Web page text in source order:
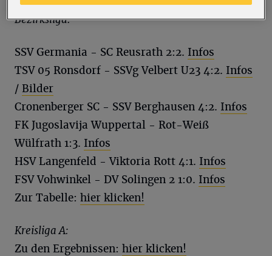
Bezirksliga:
SSV Germania - SC Reusrath 2:2. Infos
TSV 05 Ronsdorf - SSVg Velbert U23 4:2. Infos
/ Bilder
Cronenberger SC - SSV Berghausen 4:2. Infos
FK Jugoslavija Wuppertal - Rot-Weiß
Wülfrath 1:3. Infos
HSV Langenfeld - Viktoria Rott 4:1. Infos
FSV Vohwinkel - DV Solingen 2 1:0. Infos
Zur Tabelle: hier klicken!
Kreisliga A:
Zu den Ergebnissen: hier klicken!